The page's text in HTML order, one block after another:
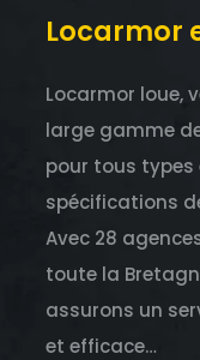
Locarmor
Locarmor loue,
large gamme
pour tous
spécifications
Avec 28
toute la
assurons un
et efficace…